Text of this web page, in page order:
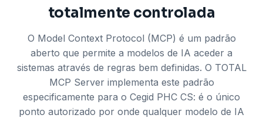
totalmente controlada
O Model Context Protocol (MCP) é um padrão
aberto que permite a modelos de IA aceder a
sistemas através de regras bem definidas. O TOTAL
MCP Server implementa este padrão
especificamente para o Cegid PHC CS: é o único
ponto autorizado por onde qualquer modelo de IA